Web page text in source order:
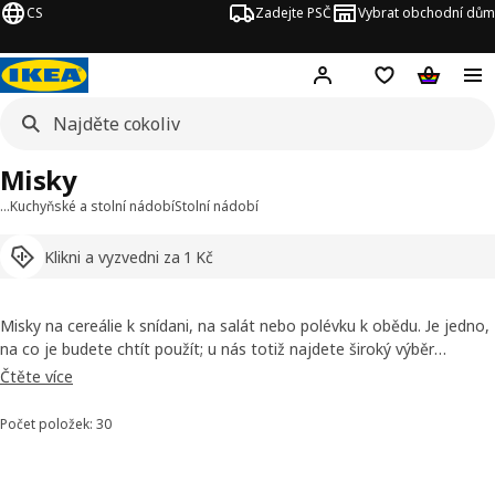
CS Zadejte PSČ Vybrat obchodní dům
Hej! Přihlášení
NákupníNákupní
…Kuchyňské a stolní nádobíStolní nádobí
Klikni a vyzvedni za 1 Kč
Misky
Misky na cereálie k snídani, na salát nebo polévku k obědu. Je jedno,
na co je budete chtít použít; u nás totiž najdete široký výběr
velikostí, materiálů i stylů. A pokud si chcete pořídit talíře, jež se
nabídky stolního nádobí.
Čtěte více
Seřadit a filtrovat
Počet položek: 30